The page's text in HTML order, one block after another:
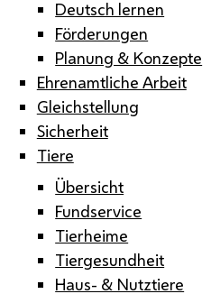
Deutsch lernen
Förderungen
Planung & Konzepte
Ehrenamtliche Arbeit
Gleichstellung
Sicherheit
Tiere
Übersicht
Fundservice
Tierheime
Tiergesundheit
Haus- & Nutztiere